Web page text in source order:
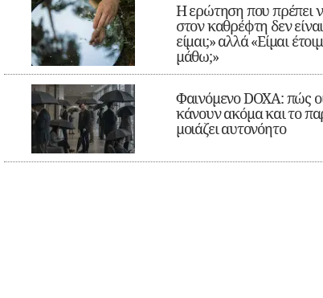
Η ερώτηση που πρέπει
στον καθρέφτη δεν
είμαι;» αλλά «Είμαι
μάθω;»
Φαινόμενο DOXA: πώς
κάνουν ακόμα και το
μοιάζει αυτονόητο